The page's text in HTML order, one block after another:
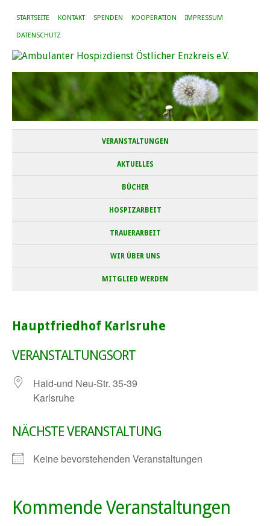
STARTSEITE KONTAKT SPENDEN KOOPERATION IMPRESSUM
DATENSCHUTZ
VERANSTALTUNGEN
AKTUELLES
BÜCHER
HOSPIZARBEIT
TRAUERARBEIT
WIR ÜBER UNS
MITGLIED WERDEN
Hauptfriedhof Karlsruhe
VERANSTALTUNGSORT
Haid-und Neu-Str. 35-39
Karlsruhe
NÄCHSTE VERANSTALTUNG
Keine bevorstehenden Veranstaltungen
Kommende Veranstaltungen